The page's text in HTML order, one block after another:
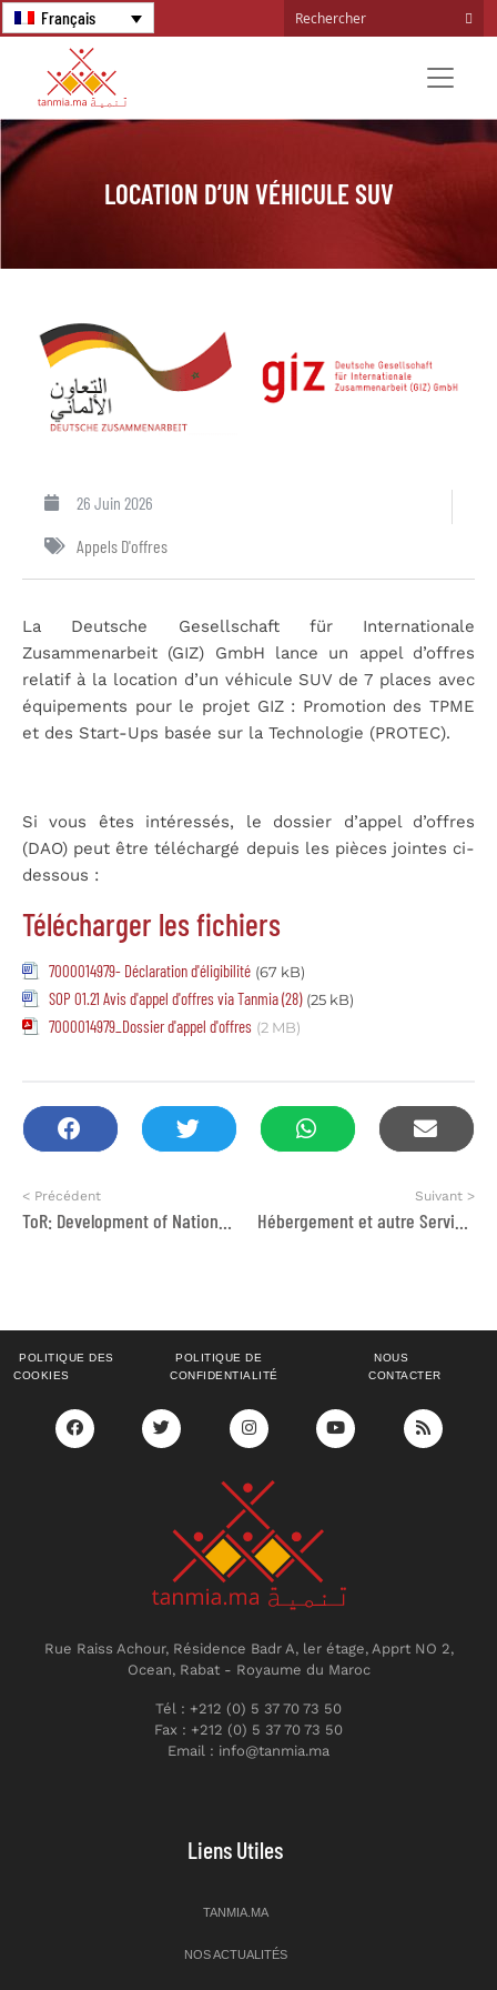
Français
LOCATION D’UN VÉHICULE SUV
26 Juin 2026
Appels D'offres
La Deutsche Gesellschaft für Internationale
Zusammenarbeit (GIZ) GmbH lance un appel d’offres
relatif à la location d’un véhicule SUV de 7 places avec
équipements pour le projet GIZ : Promotion des TPME
et des Start-Ups basée sur la Technologie (PROTEC).
Si vous êtes intéressés, le dossier d’appel d’offres
(DAO) peut être téléchargé depuis les pièces jointes ci-
dessous :
Télécharger les fichiers
7000014979- Déclaration d'éligibilité (67 kB)
SOP 01.21 Avis d'appel d'offres via Tanmia (28) (25 kB)
7000014979_Dossier d'appel d'offres (2 MB)
< Précédent Suivant >
POLITIQUE DES
COOKIES
POLITIQUE DE
CONFIDENTIALITÉ
NOUS
CONTACTER
Rue Raiss Achour, Résidence Badr A, ler étage, Apprt NO 2,
Ocean, Rabat - Royaume du Maroc
Tél : +212 (0) 5 37 70 73 50
Fax : +212 (0) 5 37 70 73 50
Email : info@tanmia.ma
Liens Utiles
TANMIA.MA
NOS ACTUALITÉS